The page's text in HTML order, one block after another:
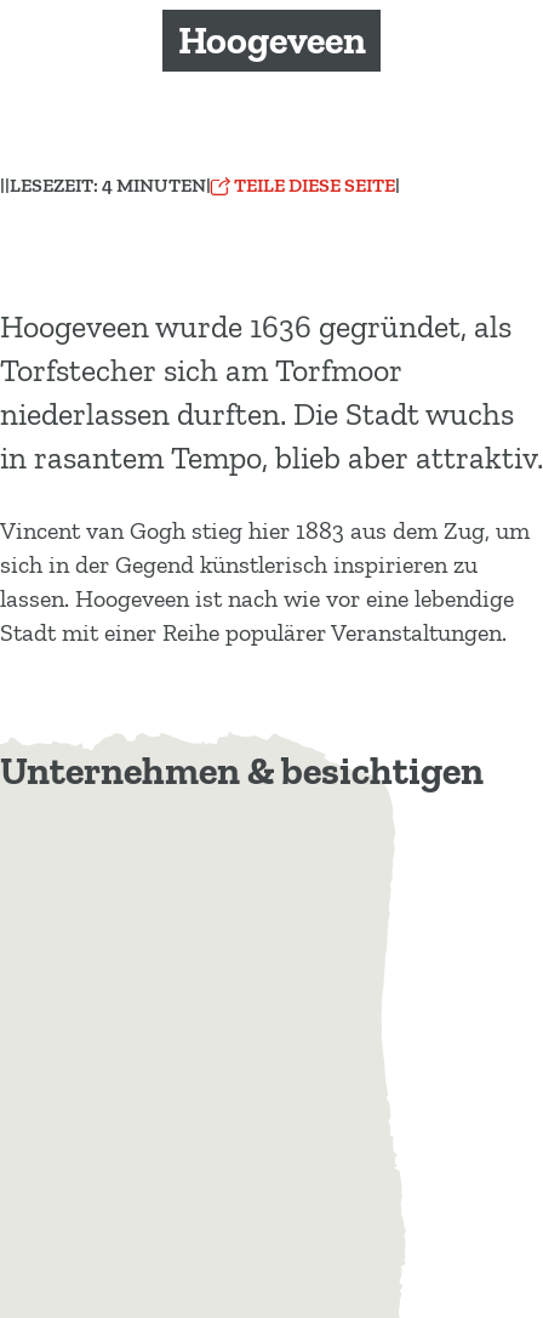
e
Hoogeveen
||LESEZEIT: 4 MINUTEN| TEILE DIESE SEITE|
Hoogeveen wurde 1636 gegründet, als
Torfstecher sich am Torfmoor
niederlassen durften. Die Stadt wuchs
in rasantem Tempo, blieb aber attraktiv.
Vincent van Gogh stieg hier 1883 aus dem Zug, um
sich in der Gegend künstlerisch inspirieren zu
lassen. Hoogeveen ist nach wie vor eine lebendige
Stadt mit einer Reihe populärer Veranstaltungen.
Unternehmen & besichtigen